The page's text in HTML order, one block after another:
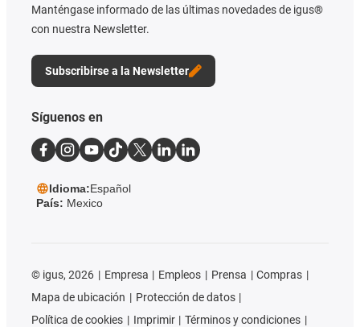
Manténgase informado de las últimas novedades de igus®
con nuestra Newsletter.
Subscribirse a la Newsletter
Síguenos en
Idioma:Español
País: Mexico
© igus, 2026 Empresa Empleos Prensa
Compras
Mapa de ubicación
Protección de datos
Política de cookies
Imprimir
Términos y condiciones